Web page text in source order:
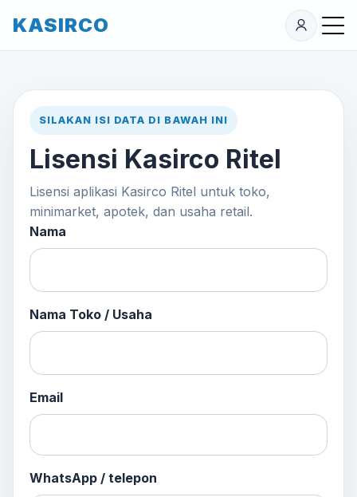
KASIRCO
SILAKAN ISI DATA DI BAWAH INI
Lisensi Kasirco Ritel
Lisensi aplikasi Kasirco Ritel untuk toko,
minimarket, apotek, dan usaha retail.
Nama
Nama Toko / Usaha
Email
WhatsApp / telepon